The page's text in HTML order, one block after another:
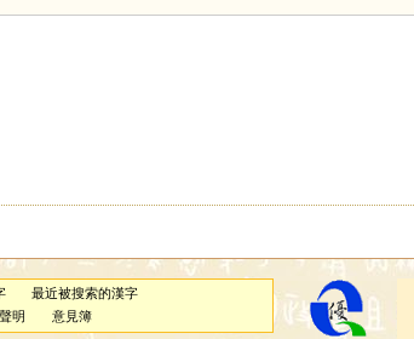
最近被搜索的漢字
明 意見簿